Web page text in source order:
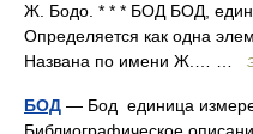
Ж. Бодо. * * * БОД БОД,
Определяется как одна
Названа по имени Ж.… …
БОД — Бод единица